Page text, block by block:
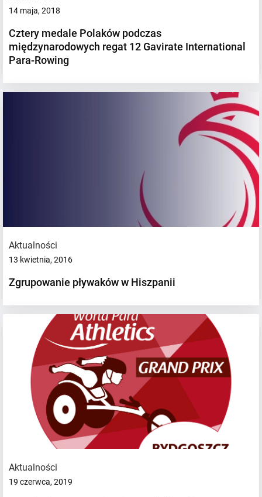
14 maja, 2018
Cztery medale Polaków podczas
międzynarodowych regat 12 Gavirate International
Para-Rowing
Aktualności
13 kwietnia, 2016
Zgrupowanie pływaków w Hiszpanii
Aktualności
19 czerwca, 2019